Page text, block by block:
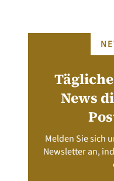
News
Melden Sie sich
Newsletter an,